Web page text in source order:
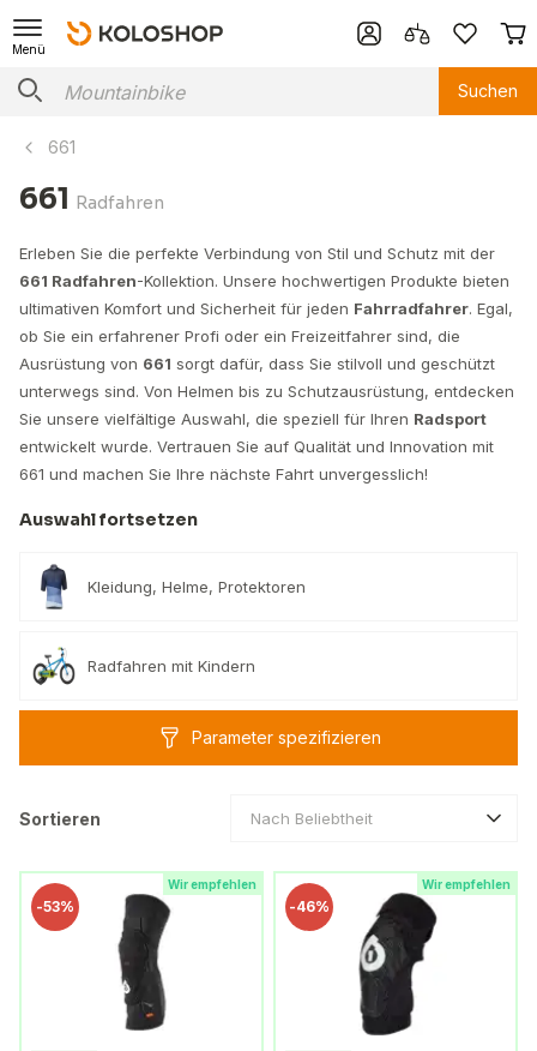
Menü
Suchen
661
661 Radfahren
Erleben Sie die perfekte Verbindung von Stil und Schutz mit der
661 Radfahren-Kollektion. Unsere hochwertigen Produkte bieten
ultimativen Komfort und Sicherheit für jeden Fahrradfahrer. Egal,
ob Sie ein erfahrener Profi oder ein Freizeitfahrer sind, die
Ausrüstung von 661 sorgt dafür, dass Sie stilvoll und geschützt
unterwegs sind. Von Helmen bis zu Schutzausrüstung, entdecken
Sie unsere vielfältige Auswahl, die speziell für Ihren Radsport
entwickelt wurde. Vertrauen Sie auf Qualität und Innovation mit
661 und machen Sie Ihre nächste Fahrt unvergesslich!
Auswahl fortsetzen
Kleidung, Helme, Protektoren
Radfahren mit Kindern
Parameter spezifizieren
Sortieren Nach Beliebtheit
Wir empfehlen
-53%
Wir empfehlen
-46%